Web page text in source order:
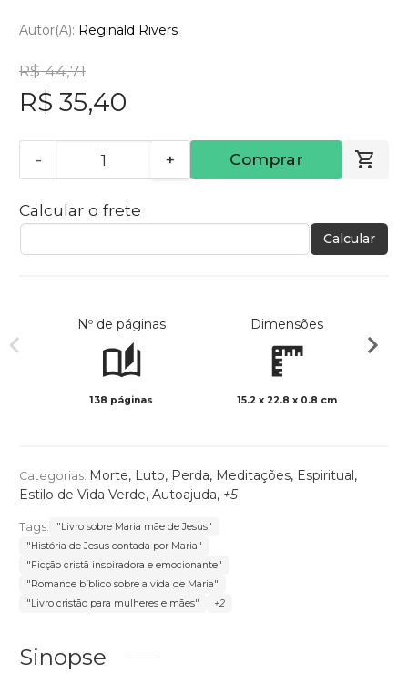
Autor(a): Reginald Rivers
R$ 44,71
R$ 35,40
- + Comprar
Calcular o frete
Calcular
Nº de páginas
138 páginas
Dimensões
15.2 x 22.8 x 0.8 cm
Categorias: Morte, Luto, Perda, Meditações, Espiritual,
Estilo de Vida Verde, Autoajuda, +5
Tags:
"Livro sobre Maria mãe de Jesus"
"História de Jesus contada por Maria"
"Ficção cristã inspiradora e emocionante"
"Romance bíblico sobre a vida de Maria"
"Livro cristão para mulheres e mães"
+2
Sinopse